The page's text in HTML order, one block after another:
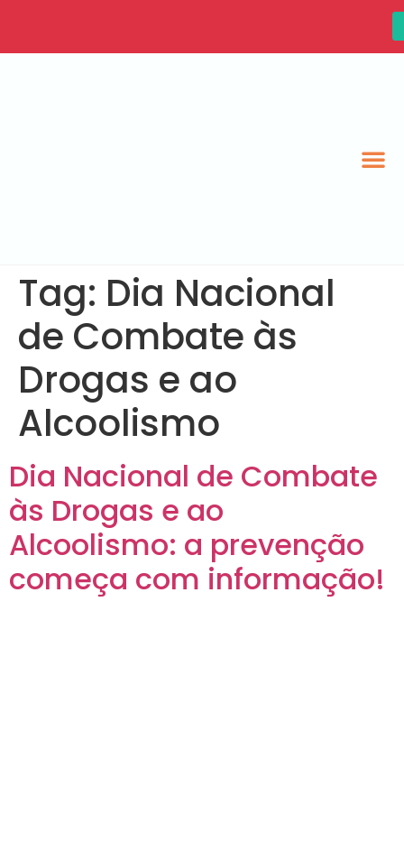
Tag: Dia Nacional
de Combate às
Drogas e ao
Alcoolismo
Dia Nacional de Combate
às Drogas e ao
Alcoolismo: a prevenção
começa com informação!